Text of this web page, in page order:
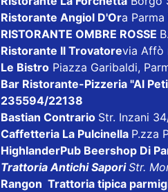
Ristorante Angiol D'Ora
RISTORANTE OMBRE ROSSE
Ristorante Il Trovatorevia Affò
Le Bistro Piazza Garibaldi,
Bar Ristorante-Pizzeria "Al
235594/22138
Bastian Contrario Str. Inzani
Caffetteria La Pulcinella P.zza
HighlanderPub Beershop Di
Trattoria Antichi SaporiStr.
Rangon Trattoria tipica